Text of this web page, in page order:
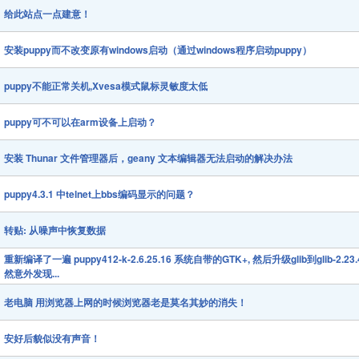
给此站点一点建意！
安装puppy而不改变原有windows启动（通过windows程序启动puppy）
puppy不能正常关机,Xvesa模式鼠标灵敏度太低
puppy可不可以在arm设备上启动？
安装 Thunar 文件管理器后，geany 文本编辑器无法启动的解决办法
puppy4.3.1 中telnet上bbs编码显示的问题？
转贴: 从噪声中恢复数据
重新编译了一遍 puppy412-k-2.6.25.16 系统自带的GTK+, 然后升级glib到glib-
然意外发现...
老电脑 用浏览器上网的时候浏览器老是莫名其妙的消失！
安好后貌似没有声音！